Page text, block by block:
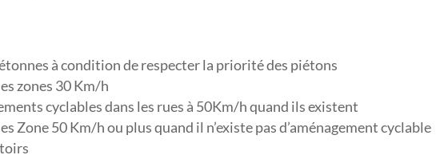
à condition de respecter la priorité des piétons
zones 30 Km/h
cyclables dans les rues à 50Km/h quand ils existent
Zone 50 Km/h ou plus quand il n’existe pas d’aménagement cyclable